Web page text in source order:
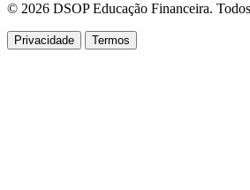
© 2026 DSOP Educação Financeira.
Privacidade Termos